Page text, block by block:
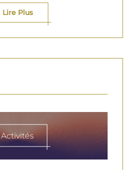
Lire Plus
Activités